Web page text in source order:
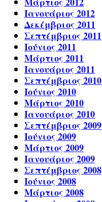
Ιανουάριος 2012
Δεκέμβριος 2011
Σεπτέμβριος 2011
Ιούνιος 2011
Μάρτιος 2011
Ιανουάριος 2011
Σεπτέμβριος 2010
Ιούνιος 2010
Μάρτιος 2010
Ιανουάριος 2010
Σεπτέμβριος 2009
Ιούνιος 2009
Μάρτιος 2009
Ιανουάριος 2009
Σεπτέμβριος 2008
Ιούνιος 2008
Μάρτιος 2008